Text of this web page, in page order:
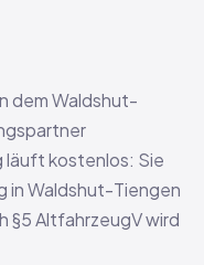
dem Waldshut-
kostenlos: Sie
in Waldshut-Tiengen
§5 AltfahrzeugV wird